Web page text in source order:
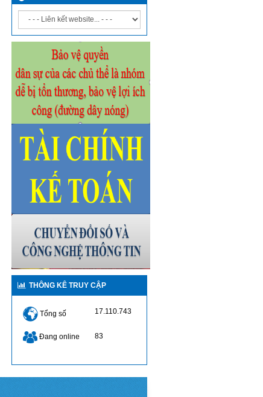
THÔNG KÊ TRUY CẬP
Tổng số 17.110.743
Đang online 83